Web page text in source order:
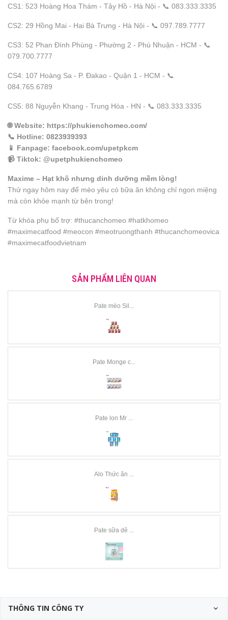
CS1: 523 Hoàng Hoa Thám - Tây Hồ - Hà Nội - 📞 083.333.3335
CS2: 29 Hồng Mai - Hai Bà Trưng - Hà Nội - 📞 097.789.7777
CS3: 52 Phan Đình Phùng - Phường 2 - Phú Nhuận - HCM - 📞
079.700.7777
CS4: 107 Hoàng Sa - P. Đakao - Quận 1 - HCM - 📞
084.765.6789
CS5: 88 Nguyễn Khang - Trung Hòa - HN - 📞 083.333.3335
🌐Website: https://phukienchomeo.com/
📞 Hotline: 0823939393
📱 Fanpage: facebook.com/upetpkcm
📹 Tiktok: @upetphukienchomeo
Maxime – Hạt khô nhưng dinh dưỡng mềm lòng!
Thử ngay hôm nay để mèo yêu có bữa ăn không chỉ ngon miệng
mà còn khỏe mạnh từ bên trong!
Từ khóa phụ bổ trợ: #thucanchomeo #hatkhomeo
#maximecatfood #meocon #meotruongthanh #thucanchomeovica
#maximecatfoodvietnam
SẢN PHẨM LIÊN QUAN
Pate mèo Sil...
Pate Monge c...
Pate lon Mr ...
Alo Thức ăn ...
Pate sữa dê ...
THÔNG TIN CÔNG TY